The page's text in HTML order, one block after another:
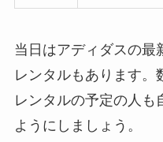
当日はアディダスの最
レンタルもあります。
レンタルの予定の人も
ようにしましょう。